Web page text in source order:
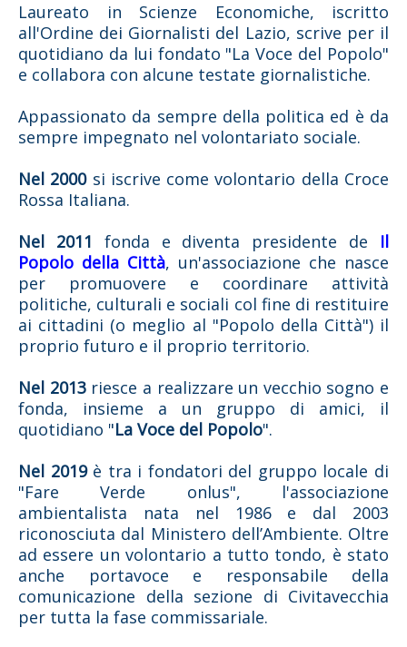
Laureato in Scienze Economiche, iscritto
all'Ordine dei Giornalisti del Lazio, scrive per il
quotidiano da lui fondato "La Voce del Popolo"
e collabora con alcune testate giornalistiche.
Appassionato da sempre della politica ed è da
sempre impegnato nel volontariato sociale.
Nel 2000si iscrive come volontario della Croce
Rossa Italiana.
Nel 2011 fonda e diventa presidente de
Il
Popolo della Città, un'associazione che nasce
per promuovere e coordinare attività
politiche, culturali e sociali col fine di restituire
ai cittadini (o meglio al "Popolo della Città") il
proprio futuro e il proprio territorio.
Nel 2013riesce a realizzare un vecchio sogno e
fonda, insieme a un gruppo di amici, il
quotidiano "La Voce del Popolo".
Nel 2019 è tra i fondatori del gruppo locale di
"Fare Verde onlus", l'associazione
ambientalista nata nel 1986 e dal 2003
riconosciuta dal Ministero dell’Ambiente. Oltre
ad essere un volontario a tutto tondo, è stato
anche portavoce e responsabile della
comunicazione della sezione di Civitavecchia
per tutta la fase commissariale.